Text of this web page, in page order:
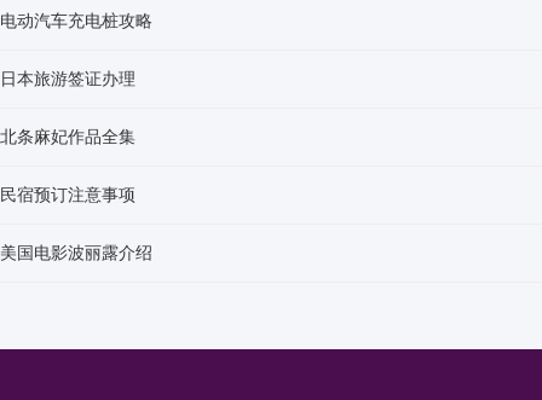
电动汽车充电桩攻略
日本旅游签证办理
北条麻妃作品全集
民宿预订注意事项
美国电影波丽露介绍